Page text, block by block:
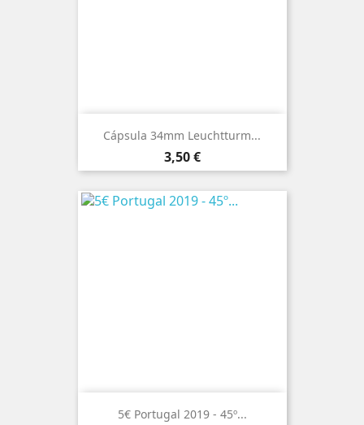
Cápsula 34mm Leuchtturm...
Preço
3,50 €
5€ Portugal 2019 - 45º...